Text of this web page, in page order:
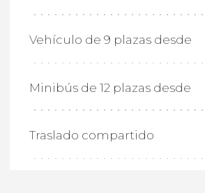
Vehículo de 9 plazas desde
Minibús de 12 plazas desde
Traslado compartido